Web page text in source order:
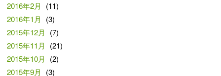
2016年2月
(11)
2016年1月
(3)
2015年12月
(7)
2015年11月
(21)
2015年10月
(2)
2015年9月
(3)